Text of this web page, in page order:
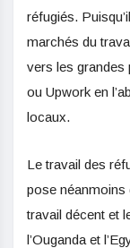
réfugiés.
marchés du
vers les grandes
ou Upwork en
locaux.
Le travail des
pose néanmoins
travail décent et
l’Ouganda et